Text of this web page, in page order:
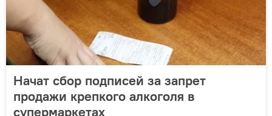
Начат сбор подписей за запрет
продажи крепкого алкоголя в
супермаркетах